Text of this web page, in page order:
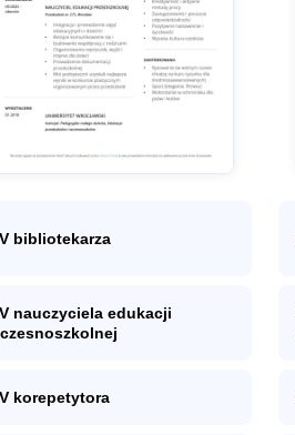
bibliotekarza
nauczyciela edukacji
korepetytora